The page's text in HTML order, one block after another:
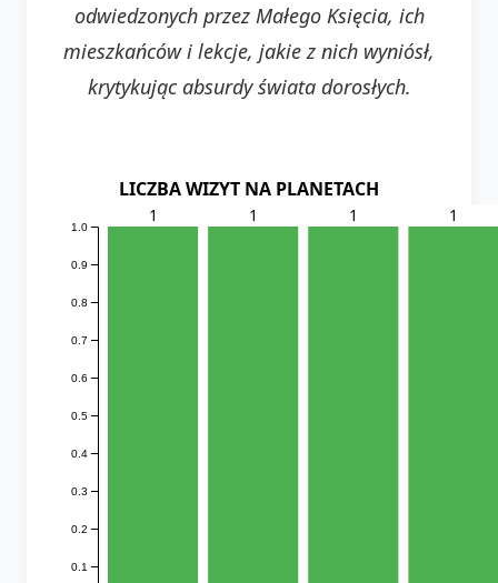
odwiedzonych przez Małego Księcia, ich
mieszkańców i lekcje, jakie z nich wyniósł,
krytykując absurdy świata dorosłych.
LICZBA WIZYT NA PLANETACH
0.1
0.2
0.3
0.4
0.5
0.6
0.7
0.8
0.9
1.0
1 1 1 1